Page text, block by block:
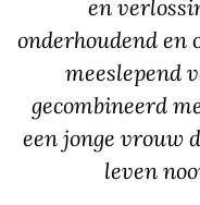
en
onderhoudend en
meeslepend
gecombineerd
een jonge vrouw
leven